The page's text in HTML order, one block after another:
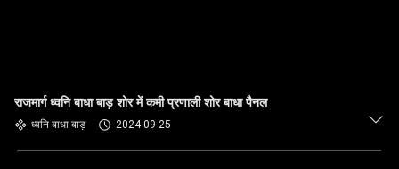
राजमार्ग ध्वनि बाधा बाड़ शोर में कमी प्रणाली शोर बाधा पैनल
ध्वनि बाधा बाड़ 2024-09-25